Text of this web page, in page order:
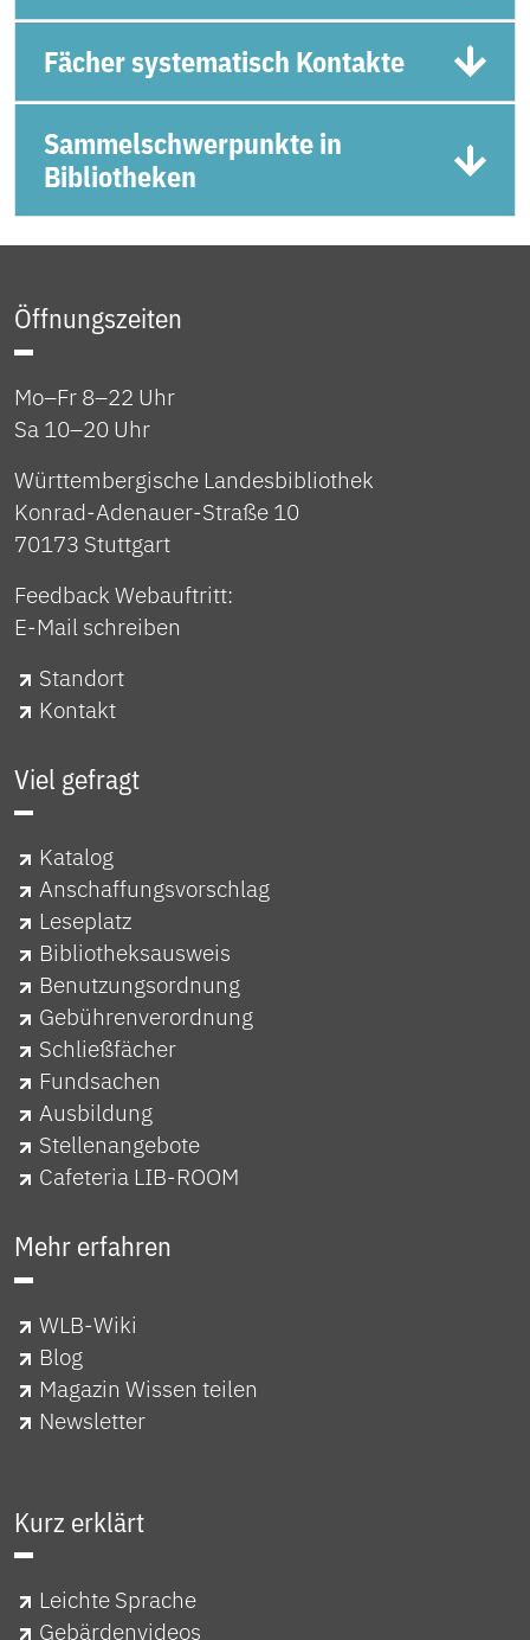
Fächer systematisch Kontakte
Sammelschwerpunkte in
Bibliotheken
Öffnungszeiten
Mo–Fr 8–22 Uhr
Sa 10–20 Uhr
Württembergische Landesbibliothek
Konrad-Adenauer-Straße 10
70173 Stuttgart
Feedback Webauftritt:
E-Mail schreiben
Standort
Kontakt
Viel gefragt
Katalog
Anschaffungsvorschlag
Leseplatz
Bibliotheksausweis
Benutzungsordnung
Gebührenverordnung
Schließfächer
Fundsachen
Ausbildung
Stellenangebote
Cafeteria LIB-ROOM
Mehr erfahren
WLB-Wiki
Blog
Magazin Wissen teilen
Newsletter
Kurz erklärt
Leichte Sprache
Gebärdenvideos